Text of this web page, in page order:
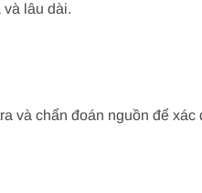
và lâu dài.
và chẩn đoán nguồn để